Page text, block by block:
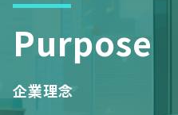
Purpose
企業理念